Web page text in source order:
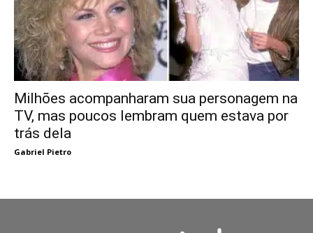
Milhões acompanharam sua personagem na
TV, mas poucos lembram quem estava por
trás dela
Gabriel Pietro